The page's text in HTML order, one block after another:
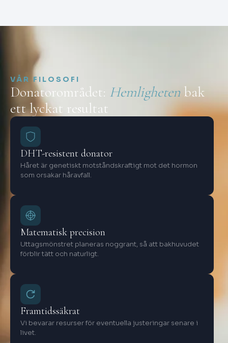
VÅR FILOSOFI
Donatorområdet: Hemligheten bak
ett lyckat resultat
DHT-resistent donator
Håret är genetiskt motståndskraftigt mot det hormon
som orsakar håravfall.
Matematisk precision
Uttagsmönstret planeras noggrant, så att bakhuvudet
förblir tätt och naturligt.
Framtidssäkrat
Vi bevarar resurser för eventuella justeringar senare i
livet.